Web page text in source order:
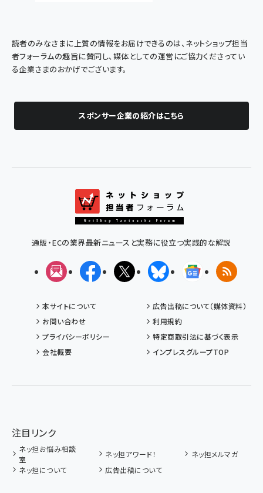
読者のみなさまに上質の情報をお届けできるのは、ネットショップ担当
者フォーラムの趣旨に賛同し、媒体としての運営にご協力くださってい
る企業さまのおかげでございます。
スポンサー企業の紹介はこちら
通販・ECの業界最新ニュースと実務に役立つ実践的な解説
メルマガFacebookX(エックス)BlueskyGoogleニュ
RSS
本サイトについて
広告出稿について（媒体資料）
お問い合わせ
利用規約
プライバシーポリシー
特定商取引法に基づく表示
会社概要
インプレスグループTOP
注目リンク
ネッ担お悩み相談
室
ネッ担アワード！
ネッ担メルマガ
ネッ担について
広告出稿について